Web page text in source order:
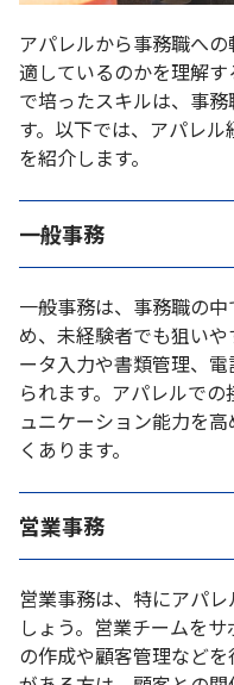
アパレルから事務職へ
適しているのかを理解
で培ったスキルは、事
す。以下では、アパレ
を紹介します。
一般事務
一般事務は、事務職の
め、未経験者でも狙い
ータ入力や書類管理、
られます。アパレルで
ュニケーション能力を
くあります。
営業事務
営業事務は、特にアパ
しょう。営業チームを
の作成や顧客管理など